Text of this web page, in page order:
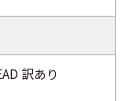
訳あり